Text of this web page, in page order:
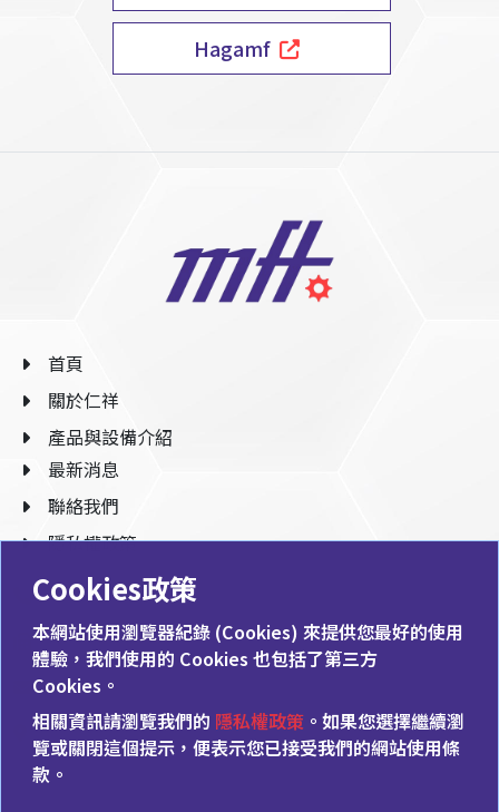
Cookies政策
本網站使用瀏覽器紀錄 (Cookies) 來提供您最好的使用
體驗，我們使用的 Cookies 也包括了第三方
Cookies。
相關資訊請瀏覽我們的 隱私權政策 。如果您選擇繼續瀏
覽或關閉這個提示，便表示您已接受我們的網站使用條
款。
Hagamf
首頁
關於仁祥
產品與設備介紹
最新消息
聯絡我們
隱私權政策
886-7-614-0788
886-7-614-0766
shou@micro-f.com.tw
824003高雄市燕巢區安林四街64號